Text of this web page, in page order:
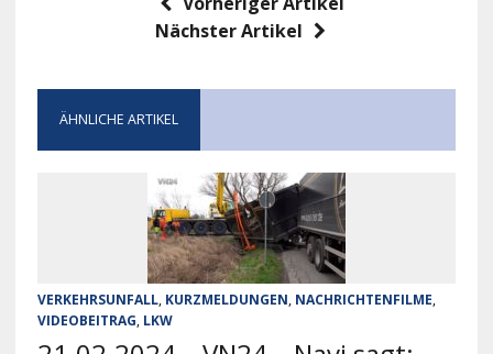
Nächster Artikel
ÄHNLICHE ARTIKEL
VERKEHRSUNFALL, KURZMELDUNGEN, NACHRICHTENFILME,
VIDEOBEITRAG, LKW